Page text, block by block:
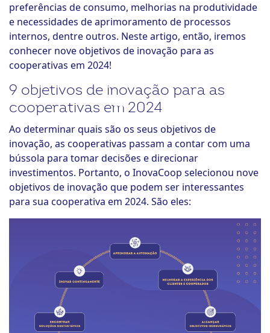
preferências de consumo, melhorias na produtividade
e necessidades de aprimoramento de processos
internos, dentre outros. Neste artigo, então, iremos
conhecer nove objetivos de inovação para as
cooperativas em 2024!
9 objetivos de inovação para as
cooperativas em 2024
Ao determinar quais são os seus objetivos de
inovação, as cooperativas passam a contar com uma
bússola para tomar decisões e direcionar
investimentos. Portanto, o InovaCoop selecionou nove
objetivos de inovação que podem ser interessantes
para sua cooperativa em 2024. São eles: